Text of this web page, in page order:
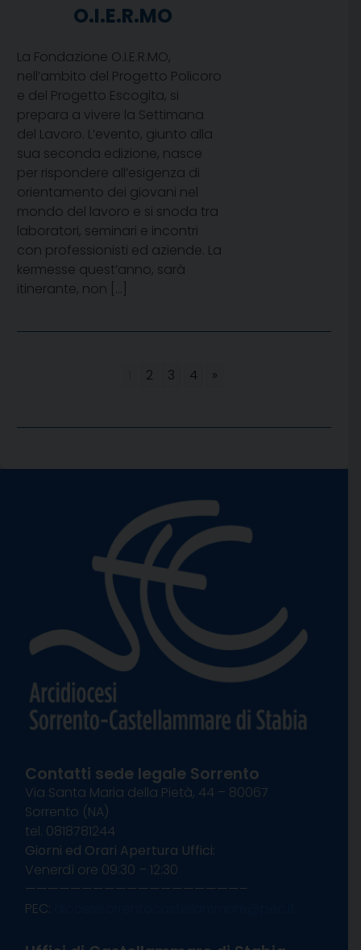
O.I.E.R.MO
La Fondazione O.I.E.R.MO,
nell’ambito del Progetto Policoro
e del Progetto Escogita, si
prepara a vivere la Settimana
del Lavoro. L’evento, giunto alla
sua seconda edizione, nasce
per rispondere all’esigenza di
orientamento dei giovani nel
mondo del lavoro e si snoda tra
laboratori, seminari e incontri
con professionisti ed aziende. La
kermesse quest’anno, sarà
itinerante, non […]
2 3 4 »
Contatti sede legale Sorrento
Via Santa Maria della Pietà, 44 – 80067
Sorrento (NA)
tel. 0818781244
Giorni ed Orari Apertura Uffici:
Venerdì ore 09:30 – 12:30
———————————————————–
PEC: